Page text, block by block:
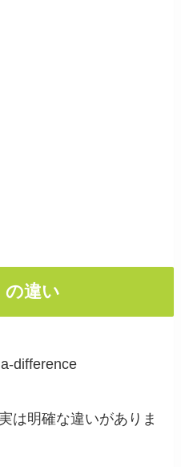
の違い
は明確な違いがありま